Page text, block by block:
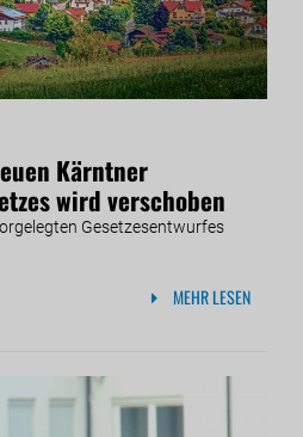
Kärntner
wird verschoben
Gesetzesentwurfes
MEHR LESEN